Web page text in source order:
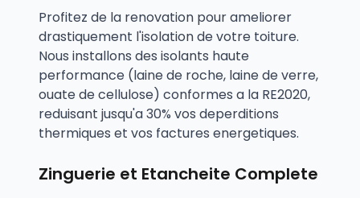
Profitez de la renovation pour ameliorer
drastiquement l'isolation de votre toiture.
Nous installons des isolants haute
performance (laine de roche, laine de verre,
ouate de cellulose) conformes a la RE2020,
reduisant jusqu'a 30% vos deperditions
thermiques et vos factures energetiques.
Zinguerie et Etancheite Complete